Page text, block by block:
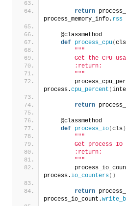
return
process_memory_info. rss
    @classmethod
def process_cpu(cls
"""
Get the CPU
        :return:
        "
""
process.cpu_percent (
return
    @classmethod
def process_io(cls )
"""
Get process IO
        :return:
        "
""
process.io_counters()
return
process_io_count.